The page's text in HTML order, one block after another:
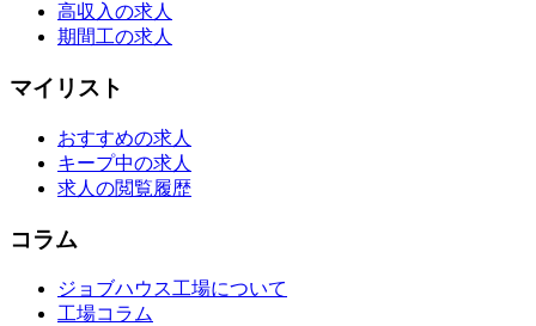
高収入の求人
期間工の求人
マイリスト
おすすめの求人
キープ中の求人
求人の閲覧履歴
コラム
ジョブハウス工場について
工場コラム